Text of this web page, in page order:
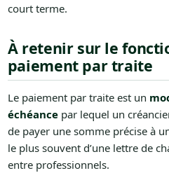
court terme.
À retenir sur le
paiement par traite
Le paiement par traite est un
échéancepar lequel un
de payer une somme précise à
le plus souvent d’une lettre de
entre professionnels.